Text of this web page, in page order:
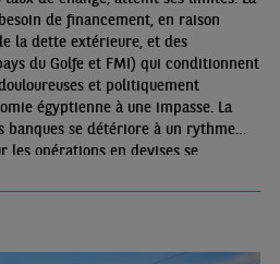
de financement, en raison
la dette extérieure, et des
du Golfe et FMI) qui conditionnent
et politiquement
égyptienne à une impasse. La
banques se détériore à un rythme
les opérations en devises se